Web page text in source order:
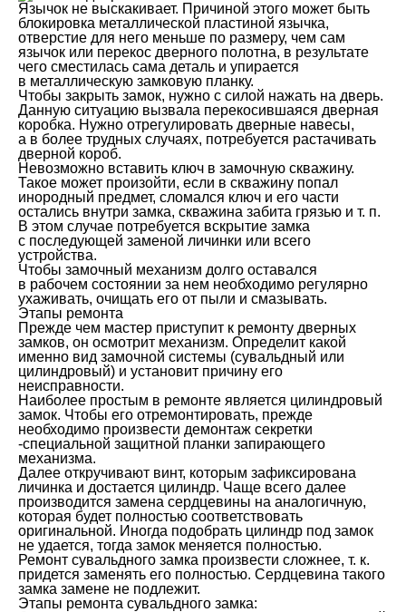
Язычок не выскакивает. Причиной этого может быть
блокировка металлической пластиной язычка,
отверстие для него меньше по размеру, чем сам
язычок или перекос дверного полотна, в результате
чего сместилась сама деталь и упирается
в металлическую замковую планку.
Чтобы закрыть замок, нужно с силой нажать на дверь.
Данную ситуацию вызвала перекосившаяся дверная
коробка. Нужно отрегулировать дверные навесы,
а в более трудных случаях, потребуется растачивать
дверной короб.
Невозможно вставить ключ в замочную скважину.
Такое может произойти, если в скважину попал
инородный предмет, сломался ключ и его части
остались внутри замка, скважина забита грязью и т. п.
В этом случае потребуется вскрытие замка
с последующей заменой личинки или всего
устройства.
Чтобы замочный механизм долго оставался
в рабочем состоянии за нем необходимо регулярно
ухаживать, очищать его от пыли и смазывать.
Этапы ремонта
Прежде чем мастер приступит к ремонту дверных
замков, он осмотрит механизм. Определит какой
именно вид замочной системы (сувальдный или
цилиндровый) и установит причину его
неисправности.
Наиболее простым в ремонте является цилиндровый
замок. Чтобы его отремонтировать, прежде
необходимо произвести демонтаж секретки
-специальной защитной планки запирающего
механизма.
Далее откручивают винт, которым зафиксирована
личинка и достается цилиндр. Чаще всего далее
производится замена сердцевины на аналогичную,
которая будет полностью соответствовать
оригинальной. Иногда подобрать цилиндр под замок
не удается, тогда замок меняется полностью.
Ремонт сувальдного замка произвести сложнее, т. к.
придется заменять его полностью. Сердцевина такого
замка замене не подлежит.
Этапы ремонта сувальдного замка: